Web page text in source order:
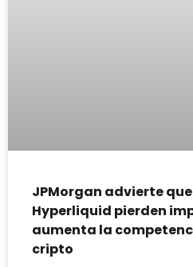
JPMorgan advierte que
Hyperliquid pierden
aumenta la
cripto